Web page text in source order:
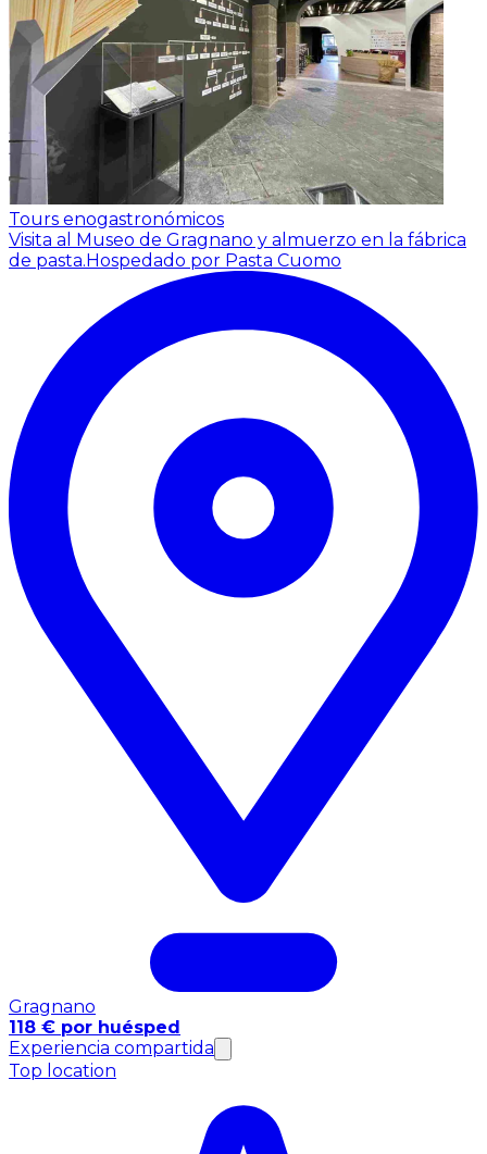
Tours enogastronómicos
Visita al Museo de Gragnano y almuerzo en la fábrica
de pasta.Hospedado por Pasta Cuomo
Gragnano
118 € por huésped
Experiencia compartida
Top location